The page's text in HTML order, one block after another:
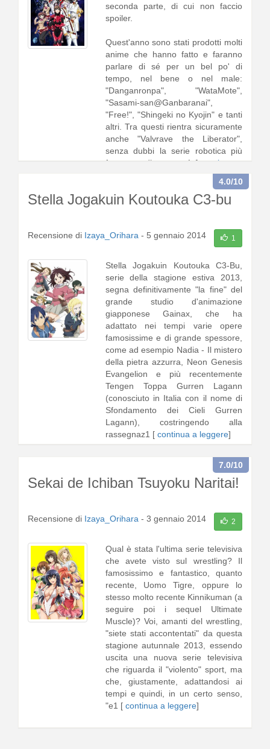
seconda parte, di cui non faccio
spoiler.
Quest'anno sono stati prodotti molti
anime che hanno fatto e faranno
parlare di sé per un bel po' di
tempo, nel bene o nel male:
"Danganronpa", "WataMote",
"Sasami-san@Ganbaranai",
"Free!", "Shingeki no Kyojin" e tanti
altri. Tra questi rientra sicuramente
anche "Valvrave the Liberator",
senza dubbi la serie robotica più
famosa e discussa n1 [continua a
Stella Jogakuin Koutouka C3-bu
4.0/10
Recensione di Izaya_Orihara - 5 gennaio 2014 1
Stella Jogakuin Koutouka C3-Bu,
serie della stagione estiva 2013,
segna definitivamente "la fine" del
grande studio d'animazione
giapponese Gainax, che ha
adattato nei tempi varie opere
famosissime e di grande spessore,
come ad esempio Nadia - Il mistero
della pietra azzurra, Neon Genesis
Evangelion e più recentemente
Tengen Toppa Gurren Lagann
(conosciuto in Italia con il nome di
Sfondamento dei Cieli Gurren
Lagann), costringendo alla
rassegnaz1 [ continua a leggere]
Sekai de Ichiban Tsuyoku Naritai!
7.0/10
Recensione di Izaya_Orihara - 3 gennaio 2014 2
Qual è stata l'ultima serie televisiva
che avete visto sul wrestling? Il
famosissimo e fantastico, quanto
recente, Uomo Tigre, oppure lo
stesso molto recente Kinnikuman (a
seguire poi i sequel Ultimate
Muscle)? Voi, amanti del wrestling,
"siete stati accontentati" da questa
stagione autunnale 2013, essendo
uscita una nuova serie televisiva
che riguarda il "violento" sport, ma
che, giustamente, adattandosi ai
tempi e quindi, in un certo senso,
"e1 [ continua a leggere]